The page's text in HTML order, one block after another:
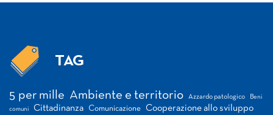
TAG
5 per mille Ambiente e territorio Azzardo patologico Beni
comuni Cittadinanza Comunicazione Cooperazione allo sviluppo